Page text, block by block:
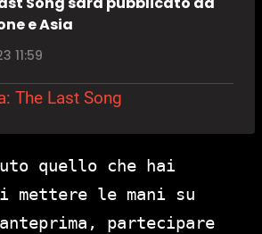
e Asia
11:59
The Last Song
quello che hai
mettere le mani su
partecipare